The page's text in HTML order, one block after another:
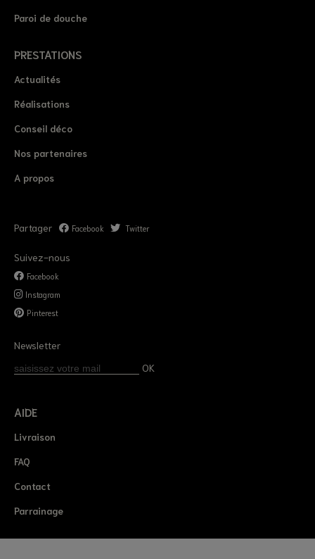
Paroi de douche
PRESTATIONS
Actualités
Réalisations
Conseil déco
Nos partenaires
A propos
Partager Facebook Twitter
Suivez-nous
Facebook
Instagram
Pinterest
Newsletter
OK
AIDE
Livraison
FAQ
Contact
Parrainage